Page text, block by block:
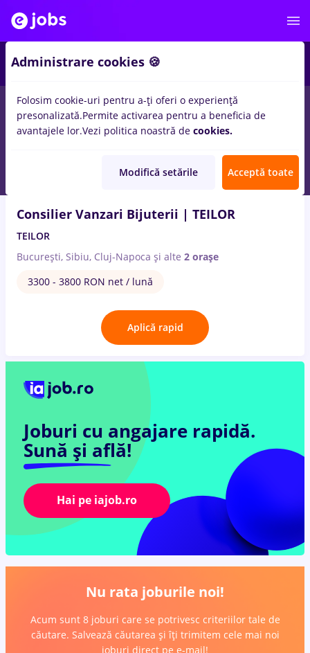
locuri de muncacu salarii biblioteca inCluj-Napoca
Entry-Level (< 2 ani)
Consilier Vanzari Bijuterii | TEILOR
TEILOR
București, Sibiu, Cluj-Napoca și alte 2 orașe
3300 - 3800 RON net / lună
Aplică rapid
Joburi cu angajare rapidă.
Sună și află!
Hai pe iajob.ro
Nu rata joburile noi!
Acum sunt 8 joburi care se potrivesc criteriilor tale de
căutare. Salvează căutarea și îți trimitem cele mai noi
joburi direct pe e-mail!
Administrare cookies 🍪
Folosim cookie-uri pentru a-ți oferi o experiență
presonalizată.Permite activarea pentru a beneficia de
avantajele lor.Vezi politica noastră de cookies.
Modifică setările Acceptă toate